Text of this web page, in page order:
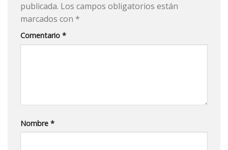
publicada. Los campos obligatorios están
marcados con *
Comentario *
Nombre *